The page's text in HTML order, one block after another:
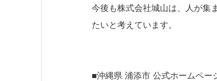
今後も株式会社城山は、人が集
たいと考えています。
■沖縄県 浦添市 公式ホームペー